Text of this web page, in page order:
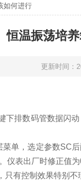
如何进行
恒温振荡培
更新时间：
排数码管数据闪
，选定参数SC
仪表出厂时修正值为
有控制效果特别不